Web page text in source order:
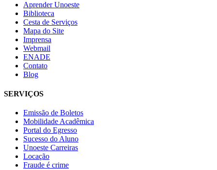
Aprender Unoeste
Biblioteca
Cesta de Serviços
Mapa do Site
Imprensa
Webmail
ENADE
Contato
Blog
SERVIÇOS
Emissão de Boletos
Mobilidade Acadêmica
Portal do Egresso
Sucesso do Aluno
Unoeste Carreiras
Locação
Fraude é crime